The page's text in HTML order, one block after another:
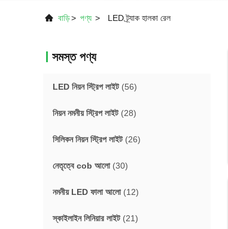
বাড়ি> পণ্য > LED ট্র্যাক হালকা রেল
সমস্ত পণ্য
LED নিয়ন স্ট্রিপ লাইট(56)
নিয়ন নমনীয় স্ট্রিপ লাইট(28)
সিলিকন নিয়ন স্ট্রিপ লাইট(26)
নেতৃত্বে cob আলো(30)
নমনীয় LED ফালা আলো(12)
স্কাইলাইন লিনিয়ার লাইট(21)